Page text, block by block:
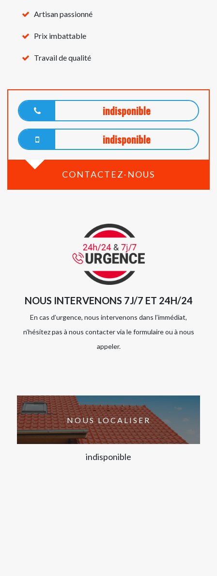
Artisan passionné
Prix imbattable
Travail de qualité
indisponible
indisponible
CONTACTEZ-NOUS
NOUS INTERVENONS 7J/7 ET 24H/24
En cas d’urgence, nous intervenons dans l’immédiat,
n’hésitez pas à nous contacter via le formulaire ou à nous
appeler.
NOUS LOCALISER
indisponible